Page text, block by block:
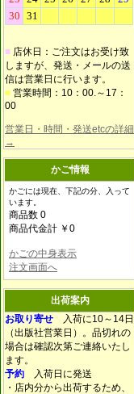
■ 店休日：ご注文はお受け致
しますが、発送・メールの送
信は営業日に行います。
■ 営業時間：10：00.～17：
00
営業日・時間・発送etcの詳細
→
かご情報
かごには現在、下記の分、入って
います。
商品数 0
商品代金計 ￥0
かごの中身表示
注文画面へ
出荷案内
お取り寄せ 入荷に10～14日
（出版社営業日）。品切れの
場合は確認次第ご連絡いたし
ます。
予約 入荷日に発送
・店内分から出荷するため、